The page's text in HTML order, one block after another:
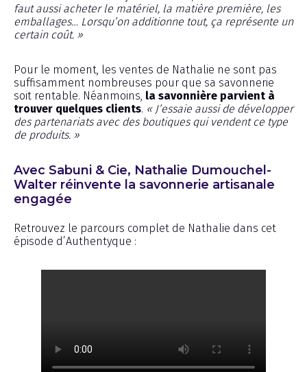
faut aussi acheter le matériel, la matière première, les
emballages… Lorsqu’on additionne tout, ça représente un
certain coût. »
Pour le moment, les ventes de Nathalie ne sont pas
suffisamment nombreuses pour que sa savonnerie
soit rentable. Néanmoins, la savonnière parvient à
trouver quelques clients. « J’essaie aussi de développer
des partenariats avec des boutiques qui vendent ce type
de produits. »
Avec Sabuni & Cie, Nathalie Dumouchel-
Walter réinvente la savonnerie artisanale
engagée
Retrouvez le parcours complet de Nathalie dans cet
épisode d’Authentyque :